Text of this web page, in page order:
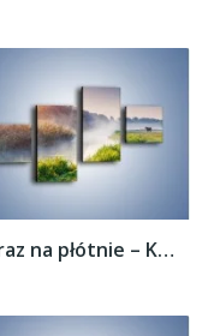
Obraz na płótnie – Koń o poranku –...